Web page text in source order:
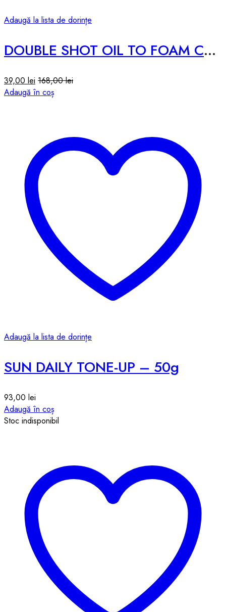
Adaugă la lista de dorințe
DOUBLE SHOT OIL TO FOAM CLEANSER – 200ml
39,00 lei 168,00lei
Adaugă în coș
Adaugă la lista de dorințe
SUN DAILY TONE-UP – 50g
93,00 lei
Adaugă în coș
Stoc indisponibil